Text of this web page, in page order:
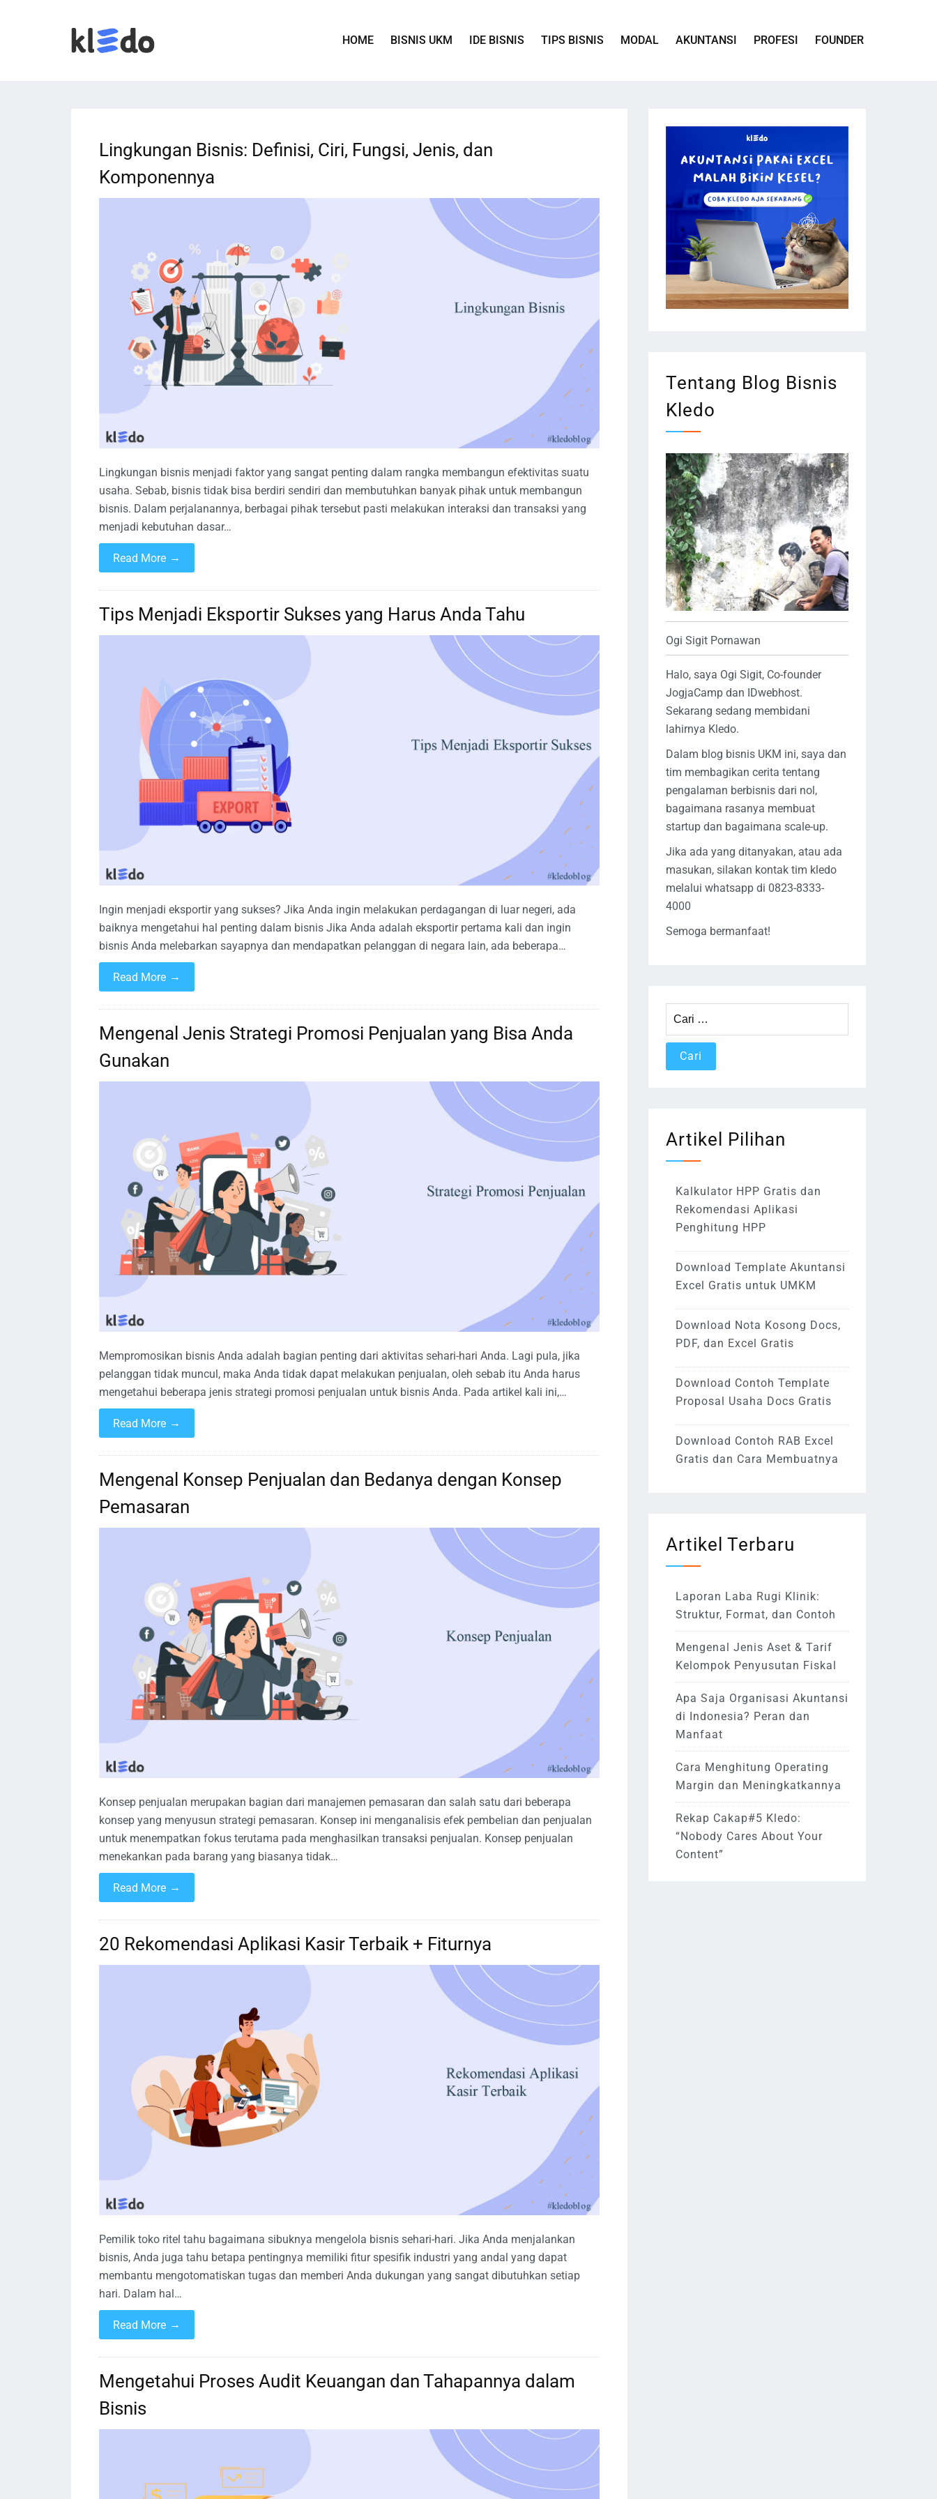
HOME BISNIS UKM IDE BISNIS TIPS BISNIS MODAL AKUNTANSI PROFESI FOUNDER
Lingkungan Bisnis: Definisi, Ciri, Fungsi, Jenis, dan
Komponennya
Lingkungan bisnis menjadi faktor yang sangat penting dalam rangka membangun efektivitas suatu
usaha. Sebab, bisnis tidak bisa berdiri sendiri dan membutuhkan banyak pihak untuk membangun
bisnis. Dalam perjalanannya, berbagai pihak tersebut pasti melakukan interaksi dan transaksi yang
menjadi kebutuhan dasar…
Read More →
Tips Menjadi Eksportir Sukses yang Harus Anda Tahu
Ingin menjadi eksportir yang sukses? Jika Anda ingin melakukan perdagangan di luar negeri, ada
baiknya mengetahui hal penting dalam bisnis Jika Anda adalah eksportir pertama kali dan ingin
bisnis Anda melebarkan sayapnya dan mendapatkan pelanggan di negara lain, ada beberapa…
Read More →
Mengenal Jenis Strategi Promosi Penjualan yang Bisa Anda
Gunakan
Mempromosikan bisnis Anda adalah bagian penting dari aktivitas sehari-hari Anda. Lagi pula, jika
pelanggan tidak muncul, maka Anda tidak dapat melakukan penjualan, oleh sebab itu Anda harus
mengetahui beberapa jenis strategi promosi penjualan untuk bisnis Anda. Pada artikel kali ini,…
Read More →
Mengenal Konsep Penjualan dan Bedanya dengan Konsep
Pemasaran
Konsep penjualan merupakan bagian dari manajemen pemasaran dan salah satu dari beberapa
konsep yang menyusun strategi pemasaran. Konsep ini menganalisis efek pembelian dan penjualan
untuk menempatkan fokus terutama pada menghasilkan transaksi penjualan. Konsep penjualan
menekankan pada barang yang biasanya tidak…
Read More →
20 Rekomendasi Aplikasi Kasir Terbaik + Fiturnya
Pemilik toko ritel tahu bagaimana sibuknya mengelola bisnis sehari-hari. Jika Anda menjalankan
bisnis, Anda juga tahu betapa pentingnya memiliki fitur spesifik industri yang andal yang dapat
membantu mengotomatiskan tugas dan memberi Anda dukungan yang sangat dibutuhkan setiap
hari. Dalam hal…
Read More →
Mengetahui Proses Audit Keuangan dan Tahapannya dalam
Bisnis
Tentang Blog Bisnis
Kledo
Ogi Sigit Pornawan
Halo, saya Ogi Sigit, Co-founder
JogjaCamp dan IDwebhost.
Sekarang sedang membidani
lahirnya Kledo.
Dalam blog bisnis UKM ini, saya dan
tim membagikan cerita tentang
pengalaman berbisnis dari nol,
bagaimana rasanya membuat
startup dan bagaimana scale-up.
Jika ada yang ditanyakan, atau ada
masukan, silakan kontak tim kledo
melalui whatsapp di 0823-8333-
4000
Semoga bermanfaat!
untuk:
Artikel Pilihan
Kalkulator HPP Gratis dan
Rekomendasi Aplikasi
Penghitung HPP
Download Template Akuntansi
Excel Gratis untuk UMKM
Download Nota Kosong Docs,
PDF, dan Excel Gratis
Download Contoh Template
Proposal Usaha Docs Gratis
Download Contoh RAB Excel
Gratis dan Cara Membuatnya
Artikel Terbaru
Laporan Laba Rugi Klinik:
Struktur, Format, dan Contoh
Mengenal Jenis Aset & Tarif
Kelompok Penyusutan Fiskal
Apa Saja Organisasi Akuntansi
di Indonesia? Peran dan
Manfaat
Cara Menghitung Operating
Margin dan Meningkatkannya
Rekap Cakap#5 Kledo:
“Nobody Cares About Your
Content”